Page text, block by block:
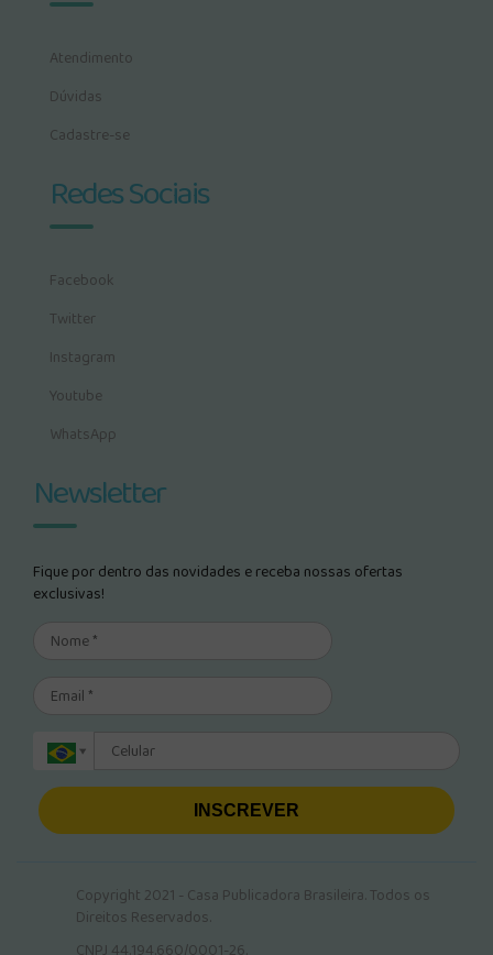
Atendimento
Dúvidas
Cadastre-se
Redes Sociais
Facebook
Twitter
Instagram
Youtube
WhatsApp
Newsletter
Fique por dentro das novidades e receba nossas ofertas
exclusivas!
INSCREVER
Copyright 2021 - Casa Publicadora Brasileira. Todos os
Direitos Reservados.